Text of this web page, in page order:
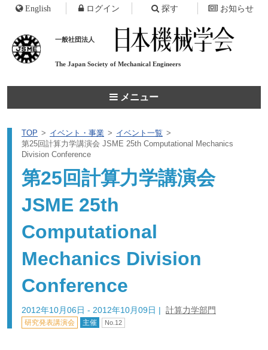
一般社団法人
The Japan Society of Mechanical Engineers
メニュー
English ログイン 探す お知らせ
TOP イベント・事業
イベント一覧
第25回計算力学講演会 JSME 25th Computational Mechanics
Division Conference
第25回計算力学講演会
JSME 25th
Computational
Mechanics Division
Conference
2012年10月06日 - 2012年10月09日 | 計算力学部門
研究発表講演会 主催 No.12